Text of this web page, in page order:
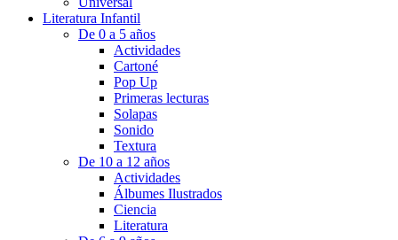
Literatura Infantil
De 0 a 5 años
Actividades
Cartoné
Pop Up
Primeras lecturas
Solapas
Sonido
Textura
De 10 a 12 años
Actividades
Álbumes Ilustrados
Ciencia
Literatura